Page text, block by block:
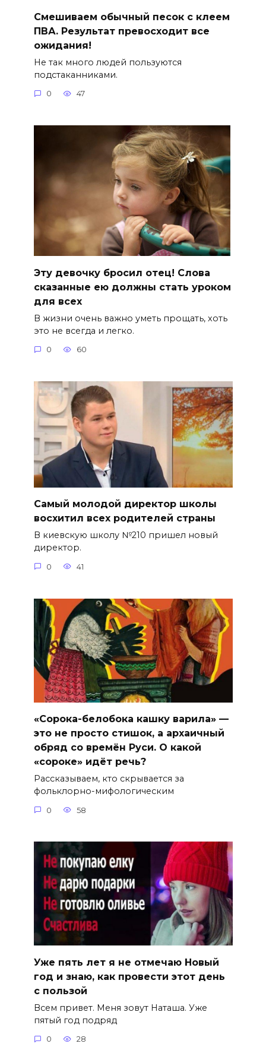
Смешиваем обычный песок с клеем
ПВА. Результат превосходит все
ожидания!
Не так много людей пользуются
подстаканниками.
0 47
Эту девочку бросил отец! Слова
сказанные ею должны стать уроком
для всех
В жизни очень важно уметь прощать, хоть
это не всегда и легко.
0 60
Самый молодой директор школы
восхитил всех родителей страны
В киевскую школу №210 пришел новый
директор.
0 41
«Сорока-белобока кашку варила» —
это не просто стишок, а архаичный
обряд со времён Руси. О какой
«сороке» идёт речь?
Рассказываем, кто скрывается за
фольклорно-мифологическим
0 58
Уже пять лет я не отмечаю Новый
год и знаю, как провести этот день
с пользой
Всем привет. Меня зовут Наташа. Уже
пятый год подряд
0 28